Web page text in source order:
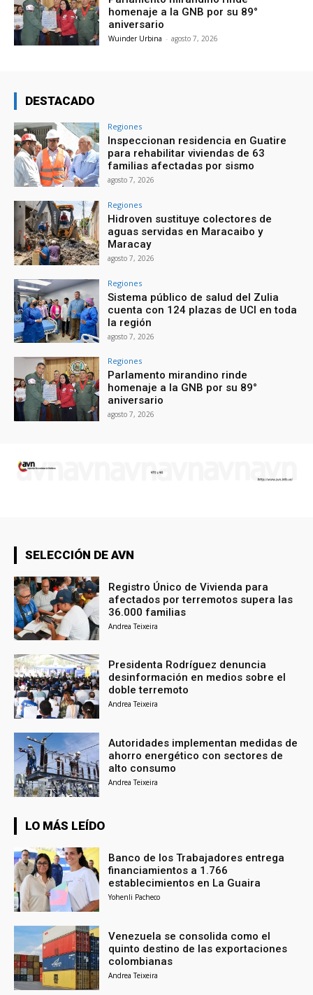
homenaje a la GNB por su 89°
aniversario
Wuinder Urbina - agosto 7, 2026
DESTACADO
Regiones
Inspeccionan residencia en Guatire
para rehabilitar viviendas de 63
familias afectadas por sismo
agosto 7, 2026
Regiones
Hidroven sustituye colectores de
aguas servidas en Maracaibo y
Maracay
agosto 7, 2026
Regiones
Sistema público de salud del Zulia
cuenta con 124 plazas de UCI en toda
la región
agosto 7, 2026
Regiones
Parlamento mirandino rinde
homenaje a la GNB por su 89°
aniversario
agosto 7, 2026
SELECCIÓN DE AVN
Registro Único de Vivienda para
afectados por terremotos supera las
36.000 familias
Andrea Teixeira
Presidenta Rodríguez denuncia
desinformación en medios sobre el
doble terremoto
Andrea Teixeira
Autoridades implementan medidas de
ahorro energético con sectores de
alto consumo
Andrea Teixeira
LO MÁS LEÍDO
Banco de los Trabajadores entrega
financiamientos a 1.766
establecimientos en La Guaira
Yohenli Pacheco
Venezuela se consolida como el
quinto destino de las exportaciones
colombianas
Andrea Teixeira